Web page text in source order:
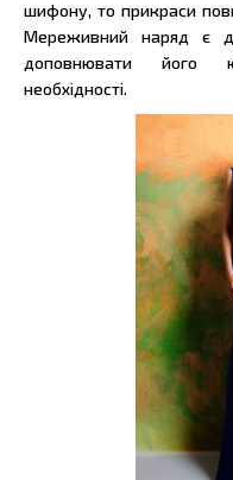
шифону, то прикраси
Мереживний наряд є
доповнювати його
необхідності.